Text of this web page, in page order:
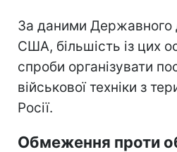
За даними Державного
США, більшість із цих
спроби організувати
військової техніки з
Росії.
Обмеження проти